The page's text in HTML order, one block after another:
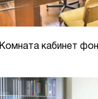
Комната кабинет фон